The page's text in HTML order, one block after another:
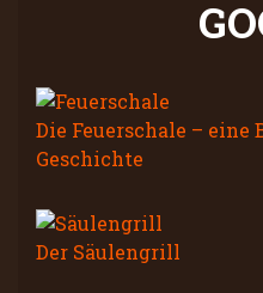
Die Feuerschale –
Geschichte
Der Säulengrill